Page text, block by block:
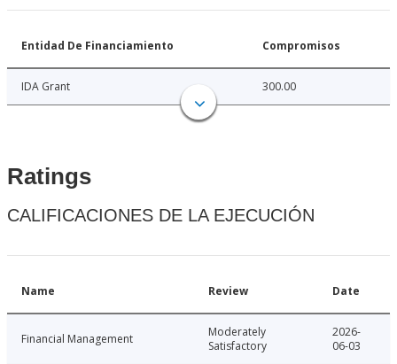
Entidad De Financiamiento Compromisos
IDA Grant 300.00
Ratings
CALIFICACIONES DE LA EJECUCIÓN
Name Review Date
Financial Management
Moderately
Satisfactory
2026-
06-03